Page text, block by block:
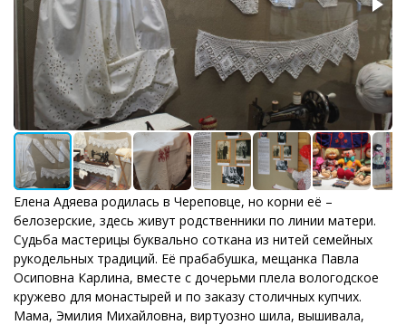
Елена Адяева родилась в Череповце, но корни её –
белозерские, здесь живут родственники по линии матери.
Судьба мастерицы буквально соткана из нитей семейных
рукодельных традиций. Её прабабушка, мещанка Павла
Осиповна Карлина, вместе с дочерьми плела вологодское
кружево для монастырей и по заказу столичных купчих.
Мама, Эмилия Михайловна, виртуозно шила, вышивала,